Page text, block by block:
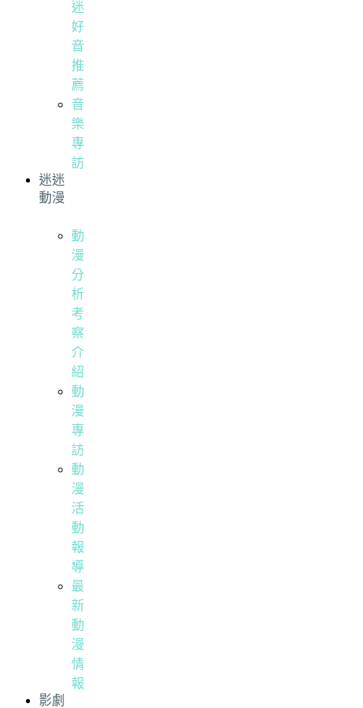
迷
好
音
推
薦
音
樂
專
訪
迷迷
動漫
動
漫
分
析
考
察
介
紹
動
漫
專
訪
動
漫
活
動
報
導
最
新
動
漫
情
報
影劇